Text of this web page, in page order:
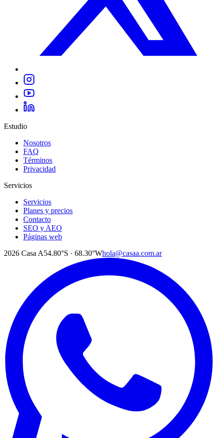
Estudio
Nosotros
FAQ
Términos
Privacidad
Servicios
Servicios
Planes y precios
Contacto
SEO y AEO
Páginas web
2026 Casa A54.80°S · 68.30°Whola@casaa.com.ar